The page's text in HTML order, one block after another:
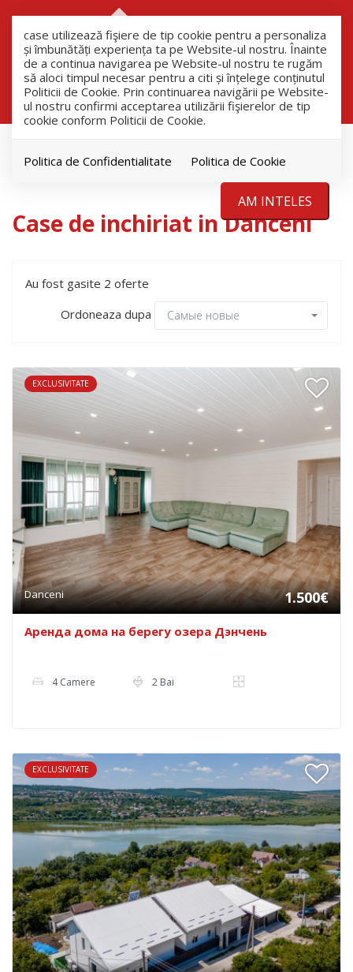
case utilizează fişiere de tip cookie pentru a personaliza
și îmbunătăți experiența ta pe Website-ul nostru. Înainte
de a continua navigarea pe Website-ul nostru te rugăm
să aloci timpul necesar pentru a citi și înțelege conținutul
Politicii de Cookie. Prin continuarea navigării pe Website-
ul nostru confirmi acceptarea utilizării fişierelor de tip
cookie conform Politicii de Cookie.
Politica de Confidentialitate Politica de Cookie
AM INTELES
Filtreaza
Дома
Case de inchiriat in Danceni
Au fost gasite 2 oferte
Ordoneaza dupa
Самые новые
EXCLUSIVITATE
Danceni 1.500€
Аренда дома на берегу озера Дэнчень
4 Camere 2 Bai
EXCLUSIVITATE